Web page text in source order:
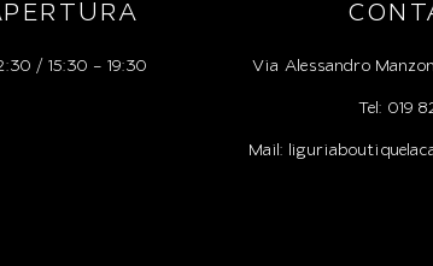
/ 15:30 – 19:30 Via Alessandro
Tel: 019
Mail: